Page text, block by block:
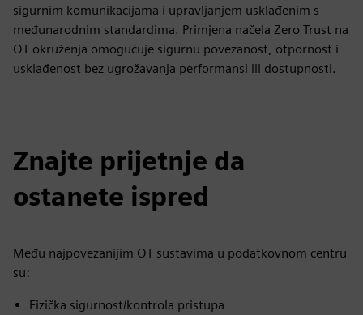
sigurnim komunikacijama i upravljanjem usklađenim s
međunarodnim standardima. Primjena načela Zero Trust na
OT okruženja omogućuje sigurnu povezanost, otpornost i
usklađenost bez ugrožavanja performansi ili dostupnosti.
Znajte prijetnje da
ostanete ispred
Među najpovezanijim OT sustavima u podatkovnom centru
su:
Fizička sigurnost/kontrola pristupa